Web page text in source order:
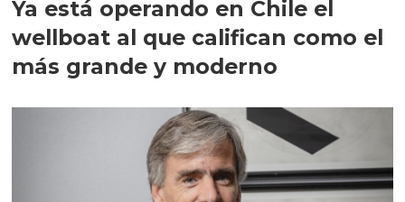
Ya está operando en Chile el
wellboat al que califican como el
más grande y moderno